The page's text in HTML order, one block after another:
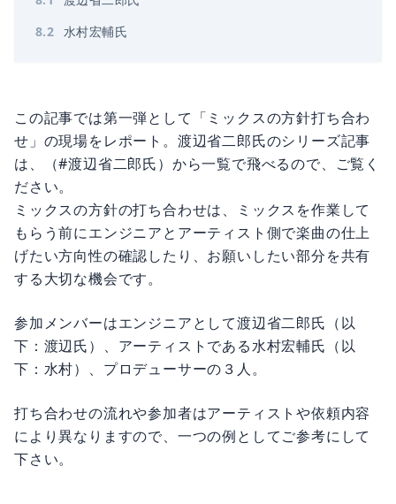
8.2 水村宏輔氏
この記事では第一弾として「ミックスの方針打ち合わ
せ」の現場をレポート。渡辺省二郎氏のシリーズ記事
は、（#渡辺省二郎氏）から一覧で飛べるので、ご覧く
ださい。
ミックスの方針の打ち合わせは、ミックスを作業して
もらう前にエンジニアとアーティスト側で楽曲の仕上
げたい方向性の確認したり、お願いしたい部分を共有
する大切な機会です。
参加メンバーはエンジニアとして渡辺省二郎氏（以
下：渡辺氏）、アーティストである水村宏輔氏（以
下：水村）、プロデューサーの３人。
打ち合わせの流れや参加者はアーティストや依頼内容
により異なりますので、一つの例としてご参考にして
下さい。